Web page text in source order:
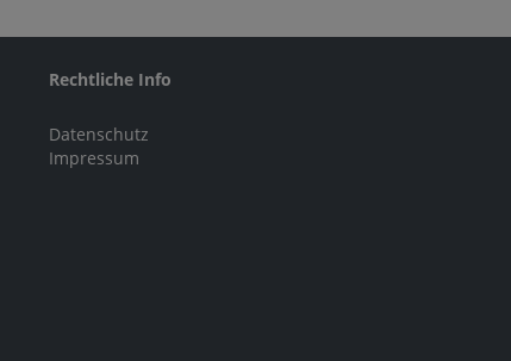
Rechtliche Info
Datenschutz
Impressum